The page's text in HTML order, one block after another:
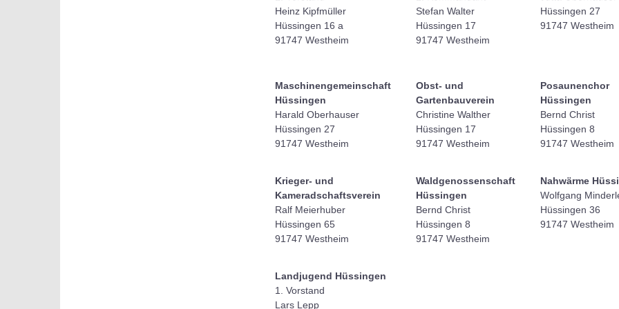
Heinz Kipfmüller
Hüssingen 16 a
91747 Westheim
Stefan Walter
Hüssingen 17
91747 Westheim
Hüssingen 27
91747 Westheim
Maschinengemeinschaft
Hüssingen
Harald Oberhauser
Hüssingen 27
91747 Westheim
Obst- und
Gartenbauverein
Christine Walther
Hüssingen 17
91747 Westheim
Posaunenchor
Hüssingen
Bernd Christ
Hüssingen 8
91747 Westheim
Krieger- und
Kameradschaftsverein
Ralf Meierhuber
Hüssingen 65
91747 Westheim
Waldgenossenschaft
Hüssingen
Bernd Christ
Hüssingen 8
91747 Westheim
Nahwärme
Wolfgang
Hüssingen 36
91747 Westheim
Landjugend Hüssingen
1. Vorstand
Lars Lepp